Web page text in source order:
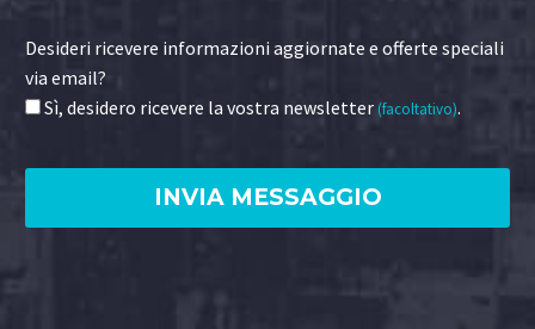
Desideri ricevere informazioni aggiornate e offerte speciali
via email?
Sì, desidero ricevere la vostra newsletter(facoltativo).